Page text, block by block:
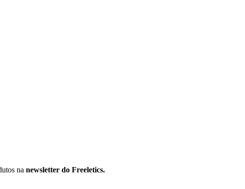
na newsletter do Freeletics.